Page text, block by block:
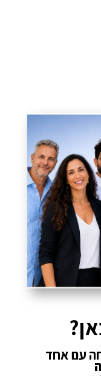
עם אחד